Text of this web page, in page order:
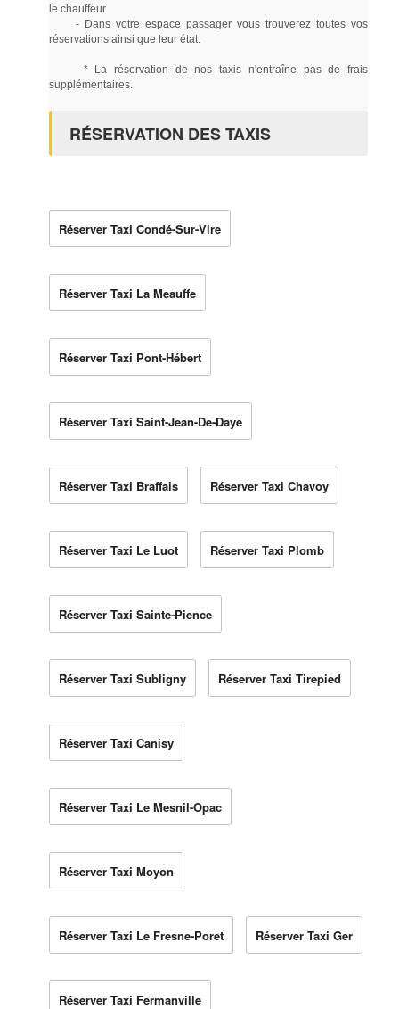
le chauffeur
- Dans votre espace passager vous trouverez toutes vos
réservations ainsi que leur état.
* La réservation de nos taxis n'entraîne pas de frais
supplémentaires.
RÉSERVATION DES TAXIS
Réserver Taxi Condé-Sur-Vire
Réserver Taxi La Meauffe
Réserver Taxi Pont-Hébert
Réserver Taxi Saint-Jean-De-Daye
Réserver Taxi Braffais Réserver Taxi Chavoy
Réserver Taxi Le Luot Réserver Taxi Plomb
Réserver Taxi Sainte-Pience
Réserver Taxi Subligny Réserver Taxi Tirepied
Réserver Taxi Canisy
Réserver Taxi Le Mesnil-Opac
Réserver Taxi Moyon
Réserver Taxi Le Fresne-Poret Réserver Taxi Ger
Réserver Taxi Fermanville